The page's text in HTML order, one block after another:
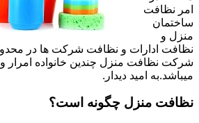
امر نظافت
ساختمان
منزل و
نظافت ادارات و نظافت شرکت ها در
شرکت نظافت منزل چندین خانواده
میباشد.به امید دیدار.
نظافت منزل چگونه است؟